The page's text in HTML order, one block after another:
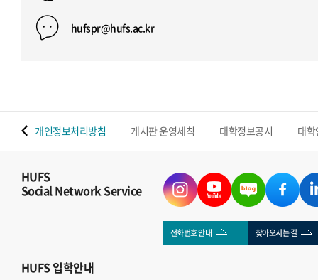
hufspr@hufs.ac.kr
개인정보처리방침 게시판 운영세칙 대학정보공시 대
HUFS
Social Network Service
전화번호 안내 찾아오시는 길
HUFS입학안내